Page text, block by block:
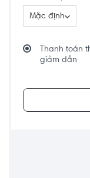
Mặc định
Thanh toán
giảm dần